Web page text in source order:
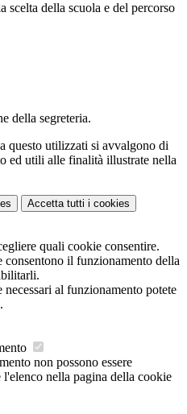
scelta della scuola e del percorso
della segreteria.
questo utilizzati si avvalgono di
ed utili alle finalità illustrate nella
Accetta tutti i cookies
quali cookie consentire.
consentono il funzionamento della
al funzionamento potete
.
non possono essere
nella pagina della cookie